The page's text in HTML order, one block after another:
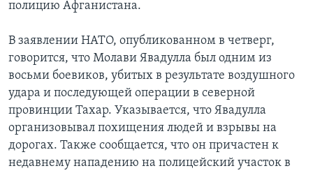
полицию Афганистана.
В заявлении НАТО, опубликованном в четверг,
говорится, что Молави Явадулла был одним из
восьми боевиков, убитых в результате воздушного
удара и последующей операции в северной
провинции Тахар. Указывается, что Явадулла
организовывал похищения людей и взрывы на
дорогах. Также сообщается, что он причастен к
недавнему нападению на полицейский участок в